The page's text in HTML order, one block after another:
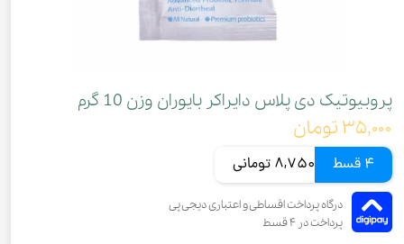
پروبیوتیک دی پلاس دایراکر بایوران وزن 10 گرم
۳۵,۰۰۰ تومان
4 قسط 8,750 تومانی